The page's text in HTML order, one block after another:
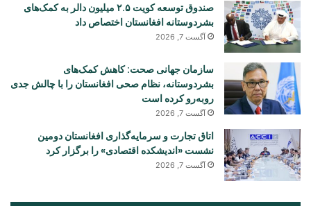
صندوق توسعه کویت ۲.۵ میلیون دالر به کمک‌های
بشردوستانه افغانستان اختصاص داد
آگست 7, 2026
سازمان جهانی صحت: کاهش کمک‌های
بشردوستانه، نظام صحی افغانستان را با چالش جدی
روبه‌رو کرده است
آگست 7, 2026
اتاق تجارت و سرمایه‌گذاری افغانستان دومین
نشست «اندیشکده اقتصادی» را برگزار کرد
آگست 7, 2026